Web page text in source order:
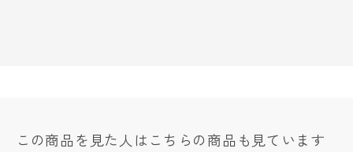
この商品を見た人はこちらの商品も見ています